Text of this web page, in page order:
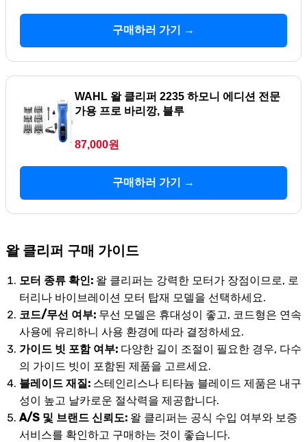
구매하러 가기 →
WAHL 왈 클리퍼 2235 하모니 에디션 전문
가용 프로 바리깡, 블루
87,000원
구매하러 가기 →
왈 클리퍼 구매 가이드
모터 종류 확인: 왈 클리퍼는 강력한 모터가 장점이므로, 로
터리나 바이브레이션 모터 탑재 모델을 선택하세요.
코드/무선 여부: 무선 모델은 휴대성이 좋고, 코드형은 연속
사용에 유리하니 사용 환경에 따라 결정하세요.
가이드 빗 포함 여부: 다양한 길이 조절이 필요한 경우, 다수
의 가이드 빗이 포함된 제품을 고르세요.
블레이드 재질: 스테인리스나 티타늄 블레이드 제품은 내구
성이 높고 날카로운 절삭력을 제공합니다.
A/S 및 브랜드 신뢰도: 왈 클리퍼는 공식 수입 여부와 보증
서비스를 확인하고 구매하는 것이 좋습니다.